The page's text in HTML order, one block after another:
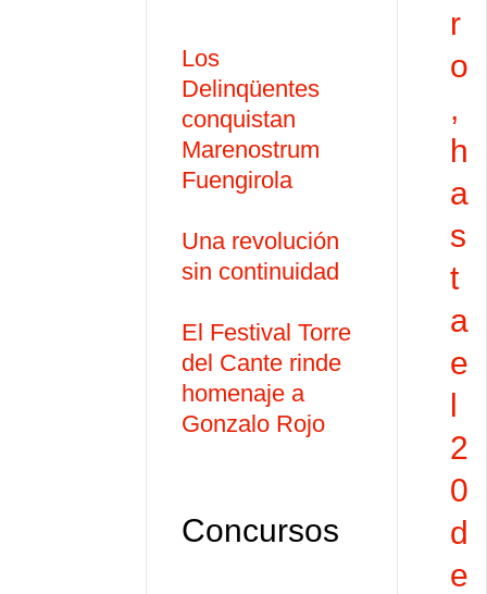
Los
Delinqüentes
conquistan
Marenostrum
Fuengirola
Una revolución
sin continuidad
El Festival Torre
del Cante rinde
homenaje a
Gonzalo Rojo
Concursos
r
o
,
h
a
s
t
a
e
l
2
0
d
e